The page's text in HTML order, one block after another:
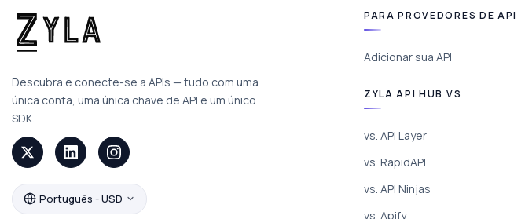
Descubra e conecte-se a APIs — tudo com uma
única conta, uma única chave de API e um único
SDK.
Português - USD
PARA PROVEDORES DE API
Adicionar sua API
ZYLA API HUB VS
vs. API Layer
vs. RapidAPI
vs. API Ninjas
vs. Apify